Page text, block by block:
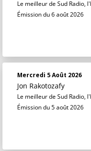
Le meilleur de Sud Radio,
Émission du 6 août 2026
Mercredi 5 Août 2026
Jon Rakotozafy
Le meilleur de Sud Radio,
Émission du 5 août 2026